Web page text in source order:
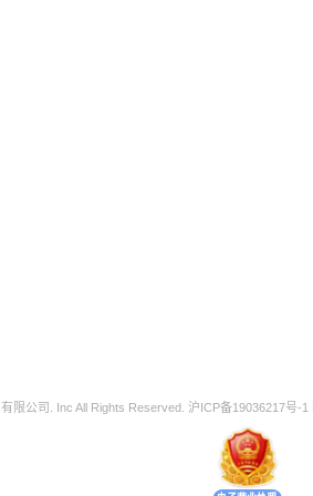
限公司. Inc All Rights Reserved. 沪ICP备19036217号-1